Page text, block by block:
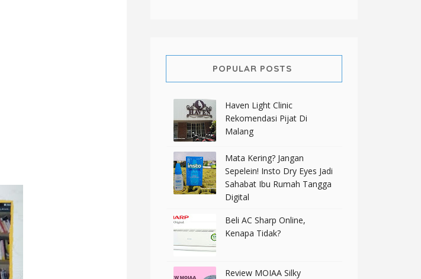
POPULAR POSTS
Haven Light Clinic
Rekomendasi Pijat Di
Malang
Mata Kering? Jangan
Sepelein! Insto Dry Eyes Jadi
Sahabat Ibu Rumah Tangga
Digital
Beli AC Sharp Online,
Kenapa Tidak?
Review MOIAA Silky